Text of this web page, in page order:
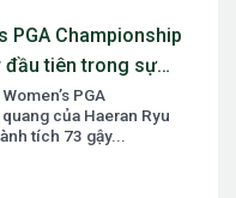
PGA Championship
đầu tiên trong sự
PGA
của Haeran Ryu
tích 73 gậy...